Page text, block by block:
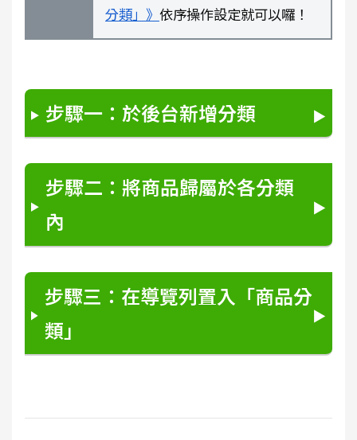
分類」》 依序操作設定就可以囉！
步驟一：於後台新增分類
步驟二：將商品歸屬於各分類
內
步驟三：在導覽列置入「商品分
類」